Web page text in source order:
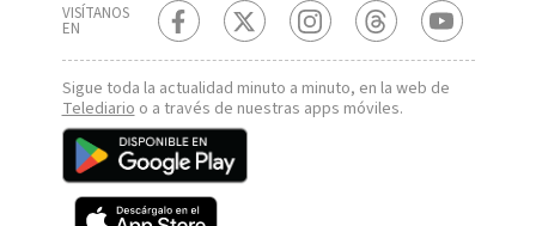
VISÍTANOS
EN
Sigue toda la actualidad minuto a minuto, en la web de
Telediarioo a través de nuestras apps móviles.